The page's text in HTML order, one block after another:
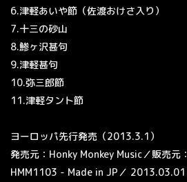
6.津軽あいや節（佐渡おけさ入り）
7.十三の砂山
8.鯵ヶ沢甚句
9.津軽甚句
10.弥三郎節
11.津軽タント節
ヨーロッパ先行発売（2013.3.1 ）
発売元： Honky Monkey Music／販売元：
HMM1103 - Made in JP／ 2013.03.01